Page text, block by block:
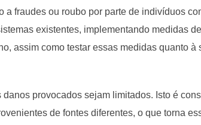
fraudes ou roubo por parte de indivíduos
existentes, implementando medidas
assim como testar essas medidas quanto à
provocados sejam limitados. Isto é
de fontes diferentes, o que torna